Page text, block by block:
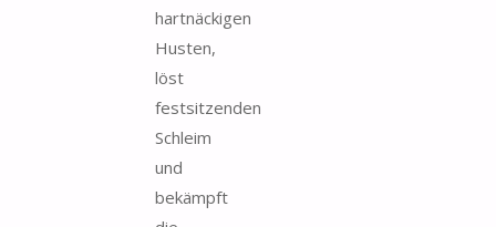
hartnäckigen
Husten,
löst
festsitzenden
Schleim
und
bekämpft